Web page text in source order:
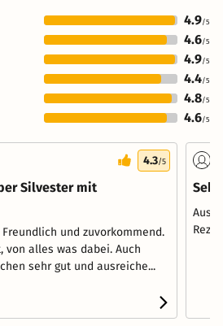
4.9/5
4.6/5
4.9/5
4.4/5
4.8/5
4.6/5
4.3/5
Silvester mit
und zuvorkommend.
von alles was dabei. Auch
sehr gut und ausreiche...